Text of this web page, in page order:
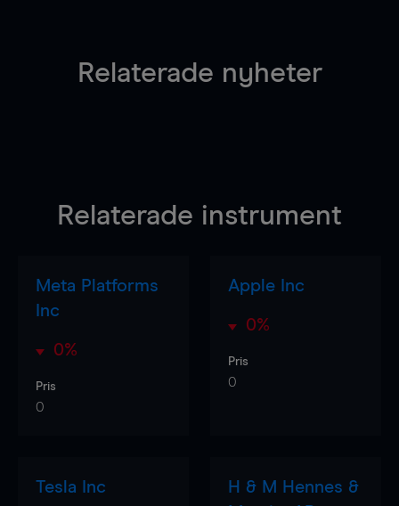
Relaterade nyheter
Relaterade instrument
Meta Platforms
Inc
0%
Pris
0
Apple Inc
0%
Pris
0
Tesla Inc
H & M Hennes &